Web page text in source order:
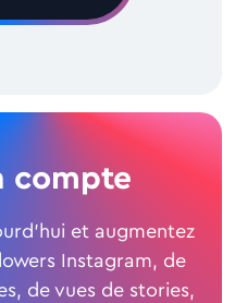
compte
et augmentez
Instagram, de
de vues de stories,